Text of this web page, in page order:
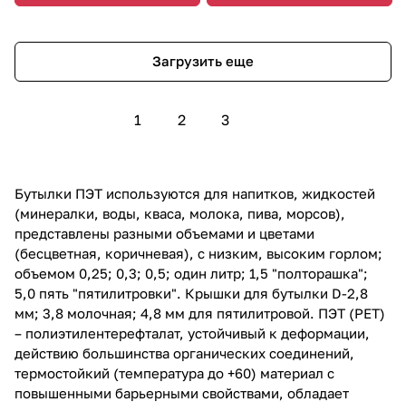
Загрузить еще
1 2 3
Бутылки ПЭТ используются для напитков, жидкостей
(минералки, воды, кваса, молока, пива, морсов),
представлены разными объемами и цветами
(бесцветная, коричневая), с низким, высоким горлом;
объемом 0,25; 0,3; 0,5; один литр; 1,5 "полторашка";
5,0 пять "пятилитровки". Крышки для бутылки D-2,8
мм; 3,8 молочная; 4,8 мм для пятилитровой. ПЭТ (PET)
– полиэтилентерефталат, устойчивый к деформации,
действию большинства органических соединений,
термостойкий (температура до +60) материал с
повышенными барьерными свойствами, обладает